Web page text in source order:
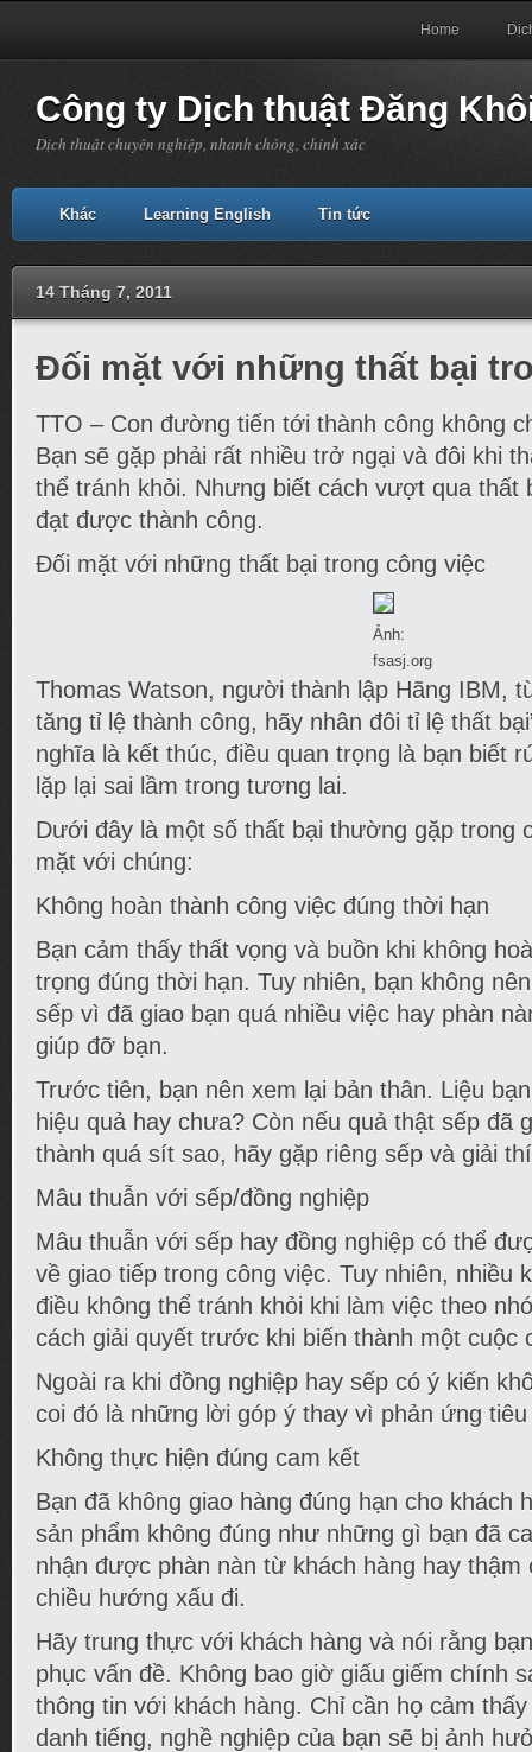
Home
Công ty Dịch thuật Đăng
Dịch thuật chuyên nghiệp, nhanh chóng, chính xác
Khác Learning English Tin tức
14 Tháng 7, 2011
Đối mặt với những thất bại
TTO – Con đường tiến tới thành công không
Bạn sẽ gặp phải rất nhiều trở ngại và đôi khi
thể tránh khỏi. Nhưng biết cách vượt qua thất
đạt được thành công.
Đối mặt với những thất bại trong công việc
Ảnh:
fsasj.org
Thomas Watson, người thành lập Hãng IBM,
tăng tỉ lệ thành công, hãy nhân đôi tỉ lệ thất
nghĩa là kết thúc, điều quan trọng là bạn biết
lặp lại sai lầm trong tương lai.
Dưới đây là một số thất bại thường gặp trong
mặt với chúng:
Không hoàn thành công việc đúng thời hạn
Bạn cảm thấy thất vọng và buồn khi không
trọng đúng thời hạn. Tuy nhiên, bạn không
sếp vì đã giao bạn quá nhiều việc hay phàn
giúp đỡ bạn.
Trước tiên, bạn nên xem lại bản thân. Liệu
hiệu quả hay chưa? Còn nếu quả thật sếp đã
thành quá sít sao, hãy gặp riêng sếp và giải
Mâu thuẫn với sếp/đồng nghiệp
Mâu thuẫn với sếp hay đồng nghiệp có thể
về giao tiếp trong công việc. Tuy nhiên, nhiều
điều không thể tránh khỏi khi làm việc theo
cách giải quyết trước khi biến thành một cuộc
Ngoài ra khi đồng nghiệp hay sếp có ý kiến
coi đó là những lời góp ý thay vì phản ứng
Không thực hiện đúng cam kết
Bạn đã không giao hàng đúng hạn cho khách
sản phẩm không đúng như những gì bạn đã
nhận được phàn nàn từ khách hàng hay thậm
chiều hướng xấu đi.
Hãy trung thực với khách hàng và nói rằng
phục vấn đề. Không bao giờ giấu giếm chính
thông tin với khách hàng. Chỉ cần họ cảm
danh tiếng, nghề nghiệp của bạn sẽ bị ảnh